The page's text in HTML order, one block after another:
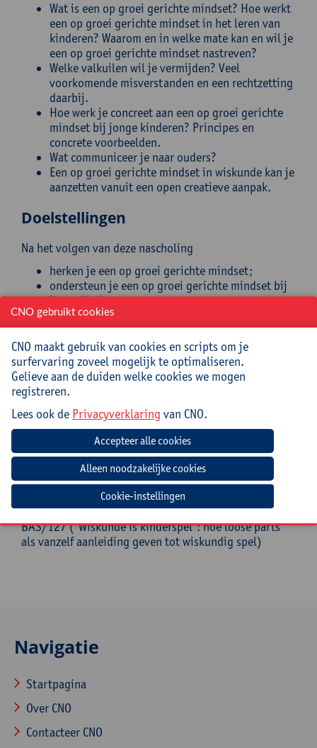
Wat is een op groei gerichte mindset? Hoe werkt
een op groei gerichte mindset in het leren van
kinderen? Waarom en in welke mate kan en wil je
een op groei gerichte mindset nastreven?
Welke valkuilen wil je vermijden? Veel
voorkomende misverstanden en een rechtzetting
daarbij.
Hoe werk je concreet aan een op groei gerichte
mindset bij jonge kinderen? Principes en
concrete voorbeelden.
Wat communiceer je naar ouders?
Een op groei gerichte mindset in wiskunde kan je
aanzetten vanuit een open creatieve aanpak.
Doelstellingen
Na het volgen van deze nascholing
herken je een op groei gerichte mindset;
ondersteun je een op groei gerichte mindset bij
jonge kinderen;
onderken en voorkom je de valkuilen in het
werken aan een op groei gerichte mindset;
bevorder je vanuit eenvoudige pedagogische
handelingen en werkvormen een op groei
gerichte mindset.
Doelgroep
Deze nascholing is bestemd voor leerkrachten
kleuteronderwijs en eerste graad lager onderwijs. Ook
zorgleerkrachten zijn welkom.
Goed om te weten
BAS/127 ('Wiskunde is kinderspel': hoe loose parts
als vanzelf aanleiding geven tot wiskundig spel)
Navigatie
Startpagina
Over CNO
Contacteer CNO
CNO gebruikt cookies
CNO maakt gebruik van cookies en scripts om je
surfervaring zoveel mogelijk te optimaliseren.
Gelieve aan de duiden welke cookies we mogen
registreren.
Lees ook de Privacyverklaring van CNO.
Cookie-instellingen